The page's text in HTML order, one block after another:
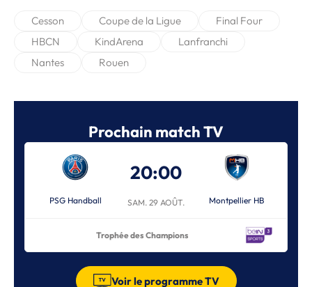
Cesson Coupe de la Ligue
Final Four
HBCN
KindArena
Lanfranchi
Nantes
Rouen
Prochain match TV
PSG Handball
20:00
SAM. 29 AOÛT. Montpellier HB
Trophée des Champions
Voir le programme TV